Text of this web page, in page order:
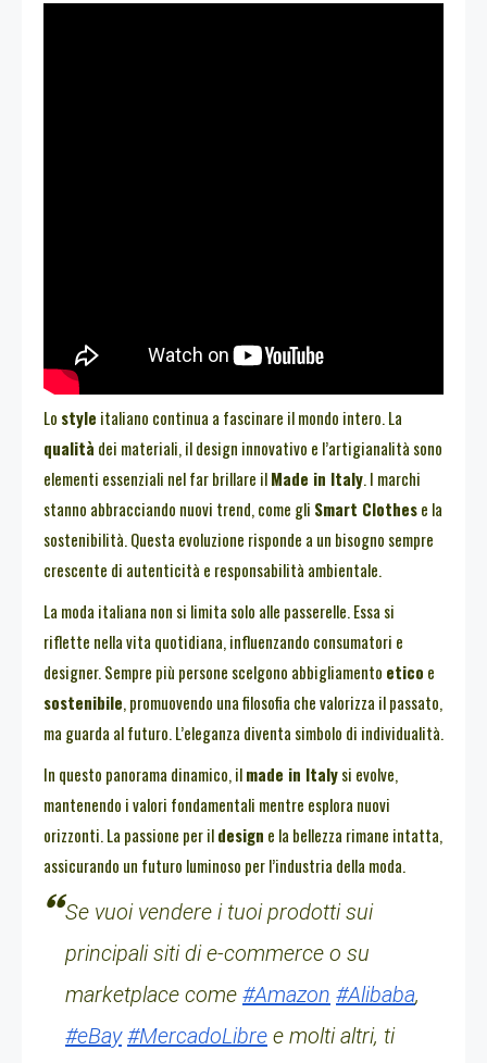
Lo style italiano continua a fascinare il mondo intero. La
qualità dei materiali, il design innovativo e l’artigianalità sono
elementi essenziali nel far brillare ilMade in Italy. I marchi
stanno abbracciando nuovi trend, come gli Smart Clothese la
sostenibilità. Questa evoluzione risponde a un bisogno sempre
crescente di autenticità e responsabilità ambientale.
La moda italiana non si limita solo alle passerelle. Essa si
riflette nella vita quotidiana, influenzando consumatori e
designer. Sempre più persone scelgono abbigliamento etico e
sostenibile, promuovendo una filosofia che valorizza il passato,
ma guarda al futuro. L’eleganza diventa simbolo di individualità.
In questo panorama dinamico, ilmade in Italysi evolve,
mantenendo i valori fondamentali mentre esplora nuovi
orizzonti. La passione per ildesign e la bellezza rimane intatta,
assicurando un futuro luminoso per l’industria della moda.
Se vuoi vendere i tuoi prodotti sui
principali siti di e-commerce o su
marketplace come #Amazon #Alibaba,
#eBay #MercadoLibre e molti altri, ti